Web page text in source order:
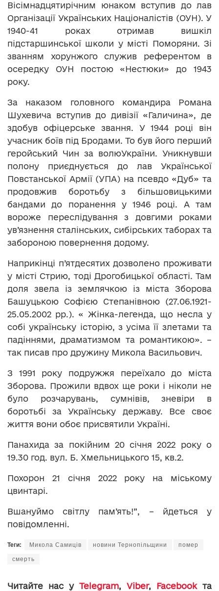
Вісімнадцятирічним юнаком вступив до лав
Організації Українських Націоналістів (ОУН). У
1940-41 роках отримав вишкіл
підстаршинської школи у місті Поморяни. Зі
званням хорунжого служив референтом в
осередку ОУН постою «Нестюки» до 1943
року.
За наказом головного командира Романа
Шухевича вступив до дивізії «Галичина», де
здобув офіцерське звання. У 1944 році він
учасник боїв під Бродами. То був його перший
геройський Чин за волюУкраїни. Уникнувши
полону приєднується до лав Української
Повстанської Армії (УПА) на псевдо «Дуб» та
продовжив боротьбу з більшовицькими
бандами до поранення у 1946 році. А там
вороже переслідування з довгими роками
ув’язнення сталінських, сибірських таборах та
забороною повернення додому.
Наприкінці п’ятдесятих дозволено проживати
у місті Стрию, тоді Дрогобицької області. Там
доля звела із землячкою із міста Зборова
Башуцькою Софією Степанівною (27.06.1921-
25.05.2002 рр.). « Жінка-легенда, що несла у
собі українську історію, з усіма її злетами та
падіннями, драматизмом та романтикою». –
так писав про дружину Микола Васильович.
З 1991 року подружжя переїхало до міста
Зборова. Прожили вдвох ще роки і ніколи не
було розчарувань, сумнівів, зневіри в
боротьбі за Українську державу. Все своє
життя вони обоє присвятили Україні.
Панахида за покійним 20 січня 2022 року о
19.30 год. вул. Б. Хмельницького 15, кв.2.
Похорон 21 січня 2022 року на міському
цвинтарі.
Вшануймо світлу пам’ять!”, – йдеться у
повідомленні.
Теги: Микола Самиців новини Тернопільщини помер
смерть
Читайте нас у Telegram, Viber, Facebookта